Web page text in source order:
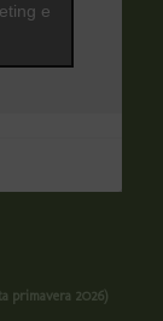
e
primavera 2026)